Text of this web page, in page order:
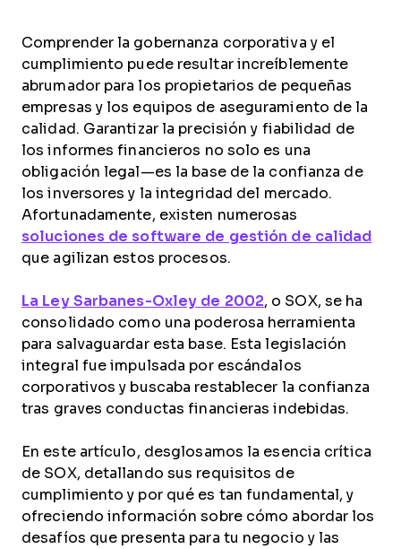
Comprender la gobernanza corporativa y el
cumplimiento puede resultar increíblemente
abrumador para los propietarios de pequeñas
empresas y los equipos de aseguramiento de la
calidad. Garantizar la precisión y fiabilidad de
los informes financieros no solo es una
obligación legal—es la base de la confianza de
los inversores y la integridad del mercado.
Afortunadamente, existen numerosas
soluciones de software de gestión de calidad
que agilizan estos procesos.
La Ley Sarbanes-Oxley de 2002, o SOX, se ha
consolidado como una poderosa herramienta
para salvaguardar esta base. Esta legislación
integral fue impulsada por escándalos
corporativos y buscaba restablecer la confianza
tras graves conductas financieras indebidas.
En este artículo, desglosamos la esencia crítica
de SOX, detallando sus requisitos de
cumplimiento y por qué es tan fundamental, y
ofreciendo información sobre cómo abordar los
desafíos que presenta para tu negocio y las